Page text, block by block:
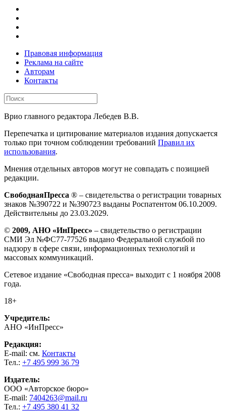
Правовая информация
Реклама на сайте
Авторам
Контакты
Врио главного редактора Лебедев В.В.
Перепечатка и цитирование материалов издания допускается
только при точном соблюдении требований Правил их
использования.
Мнения отдельных авторов могут не совпадать с позицией
редакции.
СвободнаяПресса ® – свидетельства о регистрации товарных
знаков №390722 и №390723 выданы Роспатентом 06.10.2009.
Действительны до 23.03.2029.
© 2009, АНО «ИнПресс» – свидетельство о регистрации
СМИ Эл №ФС77-77526 выдано Федеральной службой по
надзору в сфере связи, информационных технологий и
массовых коммуникаций.
Сетевое издание «Свободная пресса» выходит с 1 ноября 2008
года.
18+
Учредитель:
АНО «ИнПресс»
Редакция:
E-mail: см. Контакты
Тел.: +7 495 999 36 79
Издатель:
ООО «Авторское бюро»
E-mail: 7404263@mail.ru
Тел.: +7 495 380 41 32